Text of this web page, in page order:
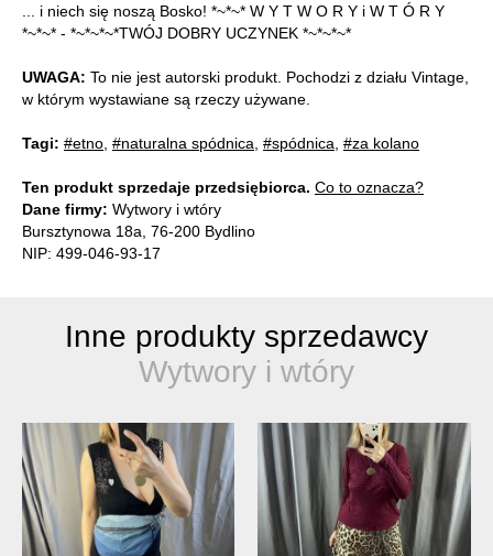
... i niech się noszą Bosko! *~*~* W Y T W O R Y i W T Ó R Y
*~*~* - *~*~*~*TWÓJ DOBRY UCZYNEK *~*~*~*
UWAGA: To nie jest autorski produkt. Pochodzi z działu Vintage,
w którym wystawiane są rzeczy używane.
Tagi: #etno #naturalna spódnica #spódnica #za kolano
Ten produkt sprzedaje przedsiębiorca. Co to oznacza?
Dane firmy: Wytwory i wtóry
Bursztynowa 18a, 76-200 Bydlino
NIP: 499-046-93-17
Inne produkty sprzedawcy
Wytwory i wtóry